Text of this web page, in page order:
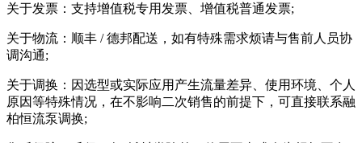
关于发票：支持增值税专用发票、增值税普通发票;
关于物流：顺丰 / 德邦配送，如有特殊需求烦请与售前人员协
调沟通;
关于调换：因选型或实际应用产生流量差异、使用环境、个人
原因等特殊情况，在不影响二次销售的前提下，可直接联系融
柏恒流泵调换;